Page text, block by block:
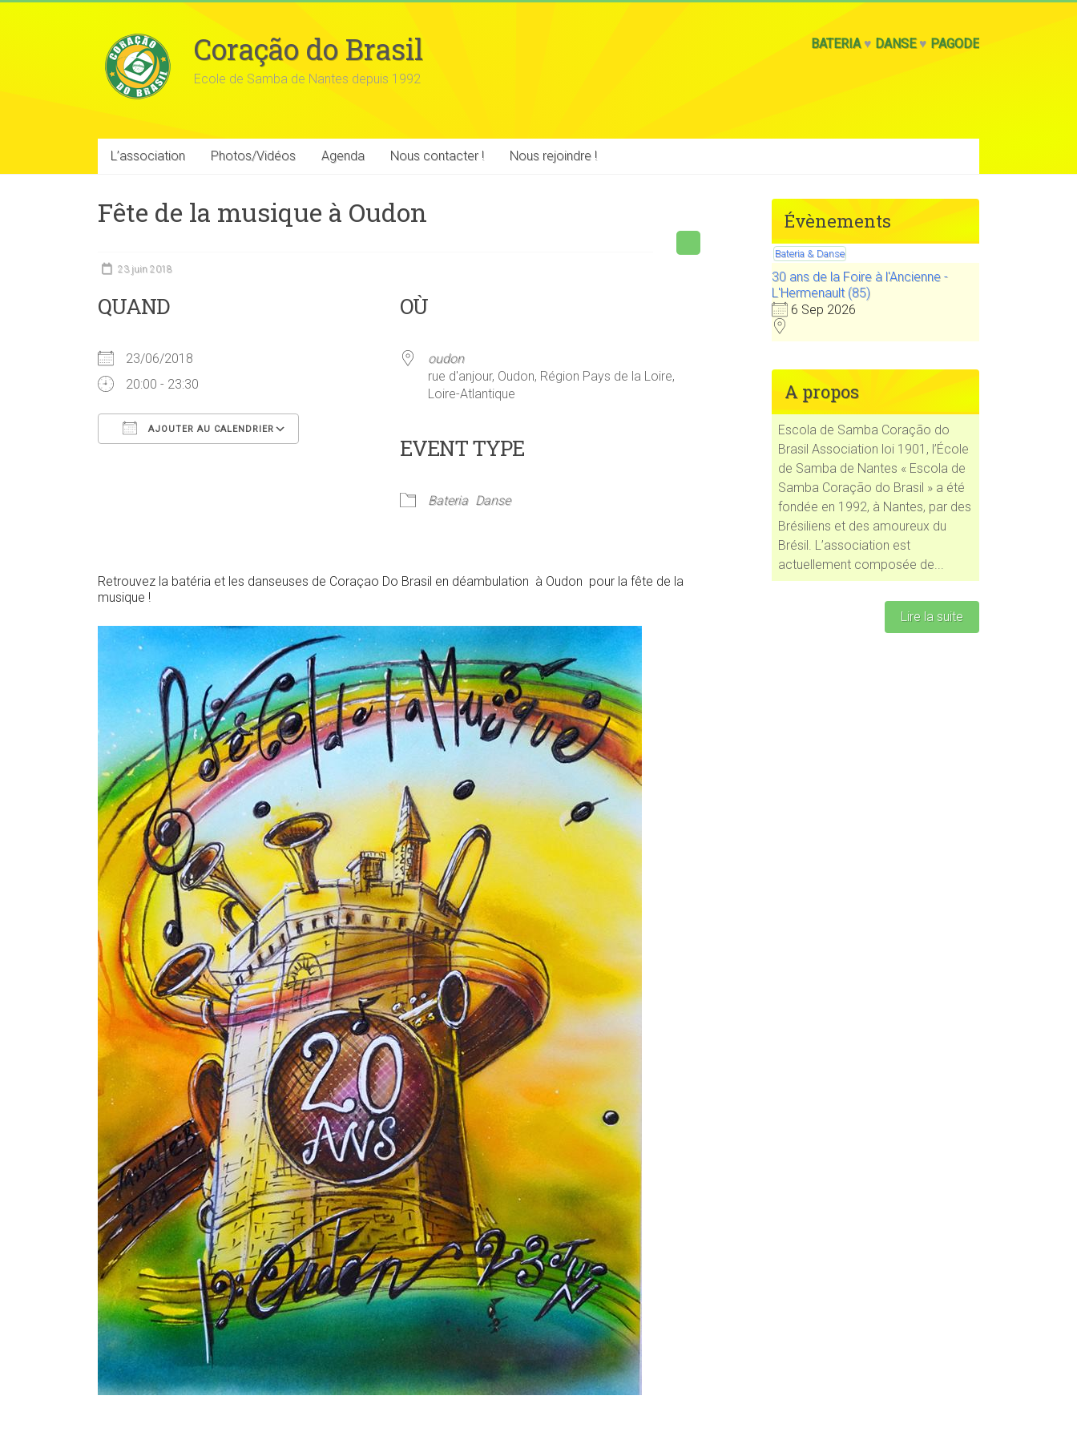
Coração do Brasil
Ecole de Samba de Nantes depuis 1992
BATERIA♥ DANSE♥ PAGODE
L’association Photos/Vidéos Agenda Nous contacter ! Nous rejoindre !
Fête de la musique à Oudon
23 juin 2018
QUAND
23/06/2018
20:00 - 23:30
AJOUTER AU CALENDRIER
Calendrier Google iCalendar Outlook Live
OÙ
oudon
rue d'anjour, Oudon, Région Pays de la Loire,
Loire-Atlantique
EVENT TYPE
Bateria Danse
Retrouvez la batéria et les danseuses de Coraçao Do Brasil en déambulation à Oudon pour la fête de la
musique !
Évènements
Bateria & Danse
30 ans de la Foire à l'Ancienne -
L'Hermenault (85)
6 Sep 2026
A propos
Escola de Samba Coração do
Brasil Association loi 1901, l’École
de Samba de Nantes « Escola de
Samba Coração do Brasil » a été
fondée en 1992, à Nantes, par des
Brésiliens et des amoureux du
Brésil. L’association est
actuellement composée de...
Lire la suite